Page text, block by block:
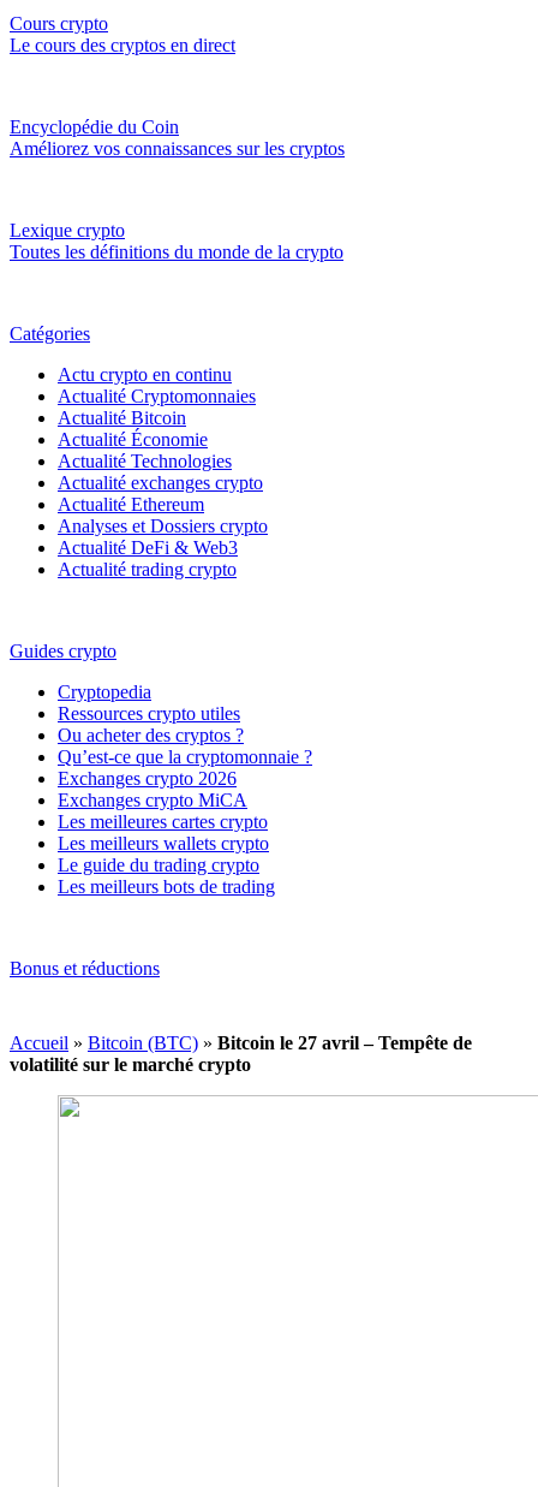
Cours crypto
Le cours des cryptos en direct
Encyclopédie du Coin
Améliorez vos connaissances sur les cryptos
Lexique crypto
Toutes les définitions du monde de la crypto
Catégories
Actu crypto en continu
Actualité Cryptomonnaies
Actualité Bitcoin
Actualité Économie
Actualité Technologies
Actualité exchanges crypto
Actualité Ethereum
Analyses et Dossiers crypto
Actualité DeFi & Web3
Actualité trading crypto
Guides crypto
Cryptopedia
Ressources crypto utiles
Ou acheter des cryptos ?
Qu’est-ce que la cryptomonnaie ?
Exchanges crypto 2026
Exchanges crypto MiCA
Les meilleures cartes crypto
Les meilleurs wallets crypto
Le guide du trading crypto
Les meilleurs bots de trading
Bonus et réductions
Accueil » Bitcoin (BTC) » Bitcoin le 27 avril – Tempête de
volatilité sur le marché crypto